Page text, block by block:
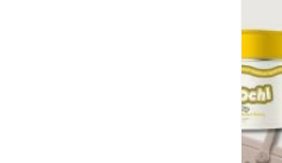
Relaciones